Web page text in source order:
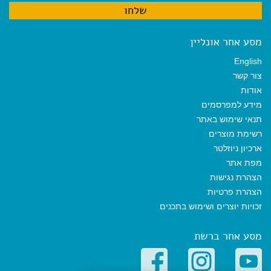
מסע אחר אונליין
English
צור קשר
אודות
מידע למפרסמים
תנאי שימוש באתר
רשימת מוצרים
ארכיון ניוזלטר
מפת אתר
הצהרת נגישות
הצהרת פרטיות
זכויות יוצרים ושימוש בתכנים
מסע אחר ברשת